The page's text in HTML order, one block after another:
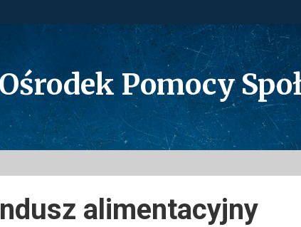
Pomocy
alimentacyjny